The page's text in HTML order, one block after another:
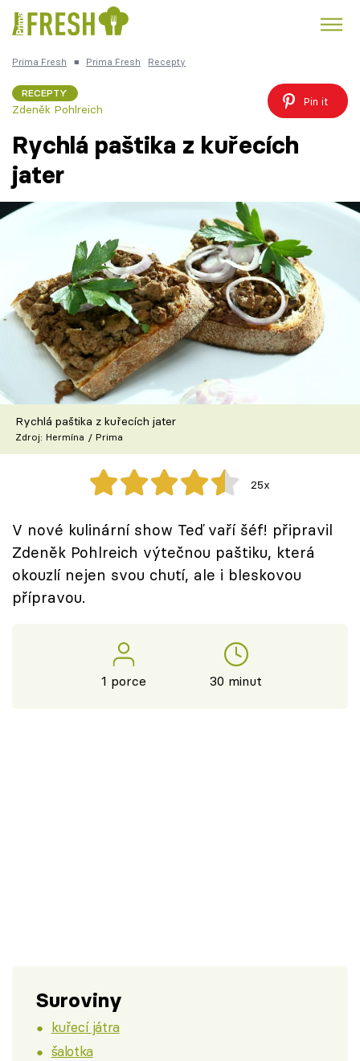
Česká kuchyně
Recepty
Články
TV Program
Škola vaření
Recepty z TV
Speciál: Cuketa
Těhotnej kuchař
Sledujte prima+
Přihlášení
Prima Fresh ■ Prima Fresh Recepty
RECEPTY
Zdeněk Pohlreich
Pin it
Rychlá paštika z kuřecích
jater
Rychlá paštika z kuřecích jater
Zdroj: Hermína / Prima
25x
V nové kulinární show Teď vaří šéf! připravil
Zdeněk Pohlreich výtečnou paštiku, která
okouzlí nejen svou chutí, ale i bleskovou
přípravou.
1 porce 30 minut
Suroviny
kuřecí játra
šalotka